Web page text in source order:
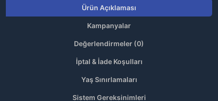
Ürün Açıklaması
Kampanyalar
Değerlendirmeler (0)
İptal & İade Koşulları
Yaş Sınırlamaları
Sistem Gereksinimleri